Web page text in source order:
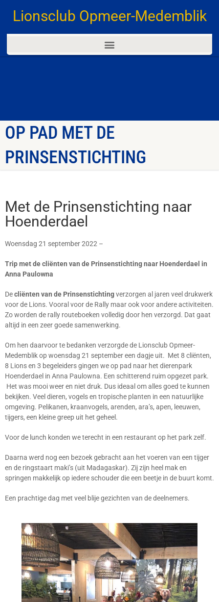
Lionsclub Opmeer-Medemblik
OP PAD MET DE
PRINSENSTICHTING
Met de Prinsenstichting naar
Hoenderdael
Woensdag 21 september 2022 –
Trip met de cliënten van de Prinsenstichting naar Hoenderdael in
Anna Paulowna
Decliënten van de Prinsenstichtingverzorgen al jaren veel drukwerk
voor de Lions. Vooral voor de Rally maar ook voor andere activiteiten.
Zo worden de rally routeboeken volledig door hen verzorgd. Dat gaat
altijd in een zeer goede samenwerking.
Om hen daarvoor te bedanken verzorgde de Lionsclub Opmeer-
Medemblik op woensdag 21 september een dagje uit. Met 8 cliënten,
8 Lions en 3 begeleiders gingen we op pad naar het dierenpark
Hoenderdael in Anna Paulowna. Een schitterend ruim opgezet park.
Het was mooi weer en niet druk. Dus ideaal om alles goed te kunnen
bekijken. Veel dieren, vogels en tropische planten in een natuurlijke
omgeving. Pelikanen, kraanvogels, arenden, ara’s, apen, leeuwen,
tijgers, een kleine greep uit het geheel.
Voor de lunch konden we terecht in een restaurant op het park zelf.
Daarna werd nog een bezoek gebracht aan het voeren van een tijger
en de ringstaart maki’s (uit Madagaskar). Zij zijn heel mak en
springen makkelijk op iedere schouder die een beetje in de buurt komt.
Een prachtige dag met veel blije gezichten van de deelnemers.